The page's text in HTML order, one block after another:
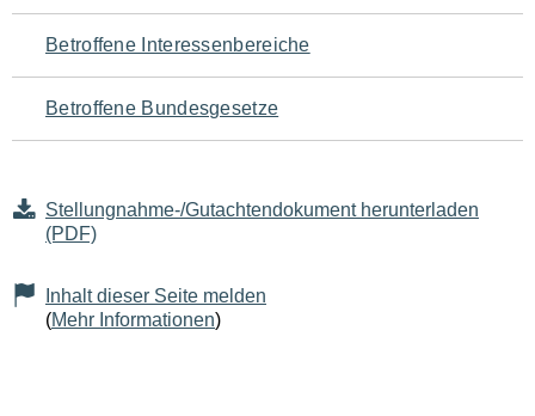
für
den
Seiteninhalt
Betroffene Interessenbereiche
Betroffene Bundesgesetze
Stellungnahme-/Gutachtendokument herunterladen
(PDF)
Inhalt dieser Seite melden
(Mehr Informationen)